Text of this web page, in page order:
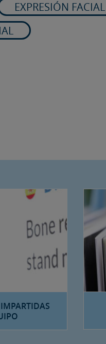
EXPRESIÓN FACIAL